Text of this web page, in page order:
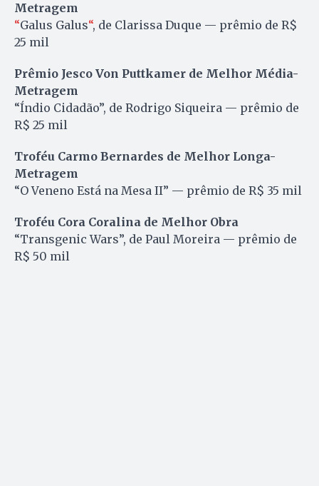
Metragem
“Galus Galus“, de Clarissa Duque — prêmio de R$
25 mil
Prêmio Jesco Von Puttkamer de Melhor Média-
Metragem
“Índio Cidadão”, de Rodrigo Siqueira — prêmio de
R$ 25 mil
Troféu Carmo Bernardes de Melhor Longa-
Metragem
“O Veneno Está na Mesa II” — prêmio de R$ 35 mil
Troféu Cora Coralina de Melhor Obra
“Transgenic Wars”, de Paul Moreira — prêmio de
R$ 50 mil